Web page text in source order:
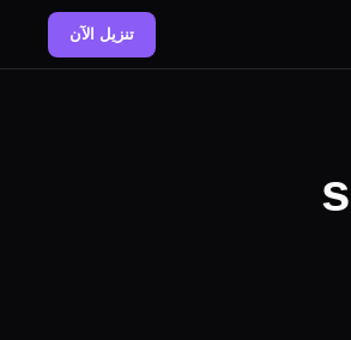
تنزيل الآن